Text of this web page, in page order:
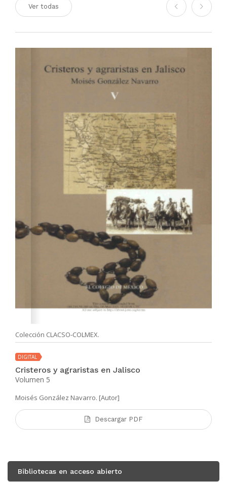
Ver todas
Colección CLACSO-COLMEX.
DIGITAL
Cristeros y agraristas en Jalisco
Volumen 5
Moisés González Navarro. [Autor]
Descargar PDF
Bibliotecas en acceso abierto